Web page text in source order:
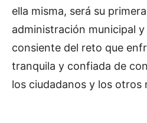
ella misma, será su
administración municipal
consiente del reto que
tranquila y confiada de
los ciudadanos y los otros